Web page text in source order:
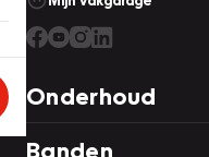
Onderhoud
Banden